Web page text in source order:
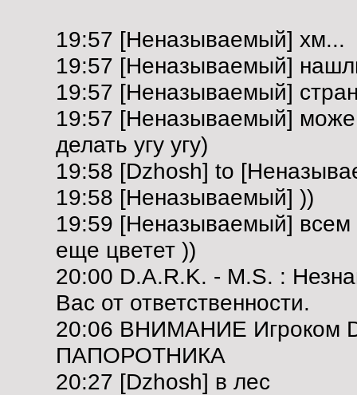
19:57 [Неназываемый] хм...
19:57 [Неназываемый]
19:57 [Неназываемый]
19:57 [Неназываемый] може
делать угу угу)
19:58 [Dzhosh] to
19:58 [Неназываемый] ))
19:59 [Неназываемый] всем
еще цветет ))
20:00 D.A.R.K. - M.S. :
Вас от ответственности.
20:06 ВНИМАНИЕ Игроком
ПАПОРОТНИКА
20:27 [Dzhosh] в лес